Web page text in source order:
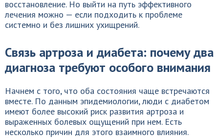
восстановление. Но выйти на путь эффективного
лечения можно — если подходить к проблеме
системно и без лишних ухищрений.
Связь артроза и диабета: почему два
диагноза требуют особого внимания
Начнем с того, что оба состояния чаще встречаются
вместе. По данным эпидемиологии, люди с диабетом
имеют более высокий риск развития артроза и
выраженных болевых ощущений при нем. Есть
несколько причин для этого взаимного влияния.